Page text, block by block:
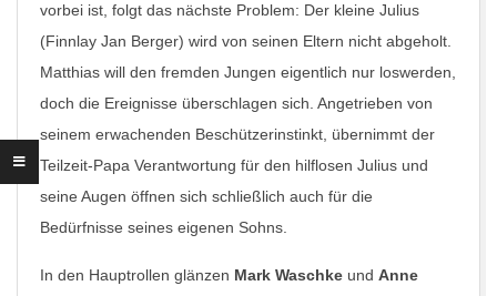
vorbei ist, folgt das nächste Problem: Der kleine Julius
(Finnlay Jan Berger) wird von seinen Eltern nicht abgeholt.
Matthias will den fremden Jungen eigentlich nur loswerden,
doch die Ereignisse überschlagen sich. Angetrieben von
seinem erwachenden Beschützerinstinkt, übernimmt der
Teilzeit-Papa Verantwortung für den hilflosen Julius und
seine Augen öffnen sich schließlich auch für die
Bedürfnisse seines eigenen Sohns.
In den Hauptrollen glänzen Mark Waschke und Anne